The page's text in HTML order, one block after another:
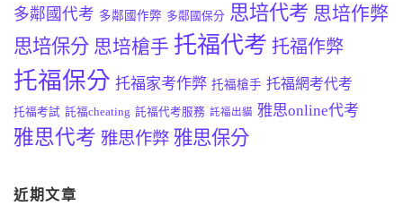
多鄰國代考 多鄰國作弊 多鄰國保分 思培代考 思培作弊
思培保分 思培槍手 托福代考 托福作弊
托福保分 托福家考作弊 托福槍手 托福網考代考
托福考試 託福cheating 託福代考服務 託福出貓 雅思online代考
雅思代考 雅思作弊 雅思保分
近期文章